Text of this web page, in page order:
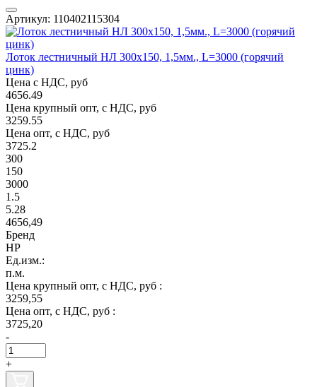
Артикул: 110402115304
Лоток лестничный НЛ 300х150, 1,5мм., L=3000 (горячий
цинк)
Цена с НДС, руб
4656.49
Цена крупный опт, с НДС, руб
3259.55
Цена опт, с НДС, руб
3725.2
300
150
3000
1.5
5.28
4656,49
Бренд
НР
Ед.изм.:
п.м.
Цена крупный опт, с НДС, руб :
3259,55
Цена опт, с НДС, руб :
3725,20
-
+